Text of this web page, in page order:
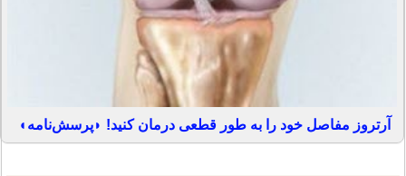
آرتروز مفاصل خود را به طور قطعی درمان کنید! ◗پرسش‌نامه◖